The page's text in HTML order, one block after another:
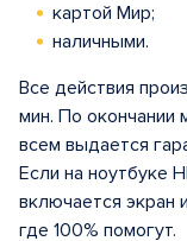
картой Мир;
наличными.
Все действия
мин. По окончании
всем выдается
Если на ноутбуке
включается экран
где 100% помогут.